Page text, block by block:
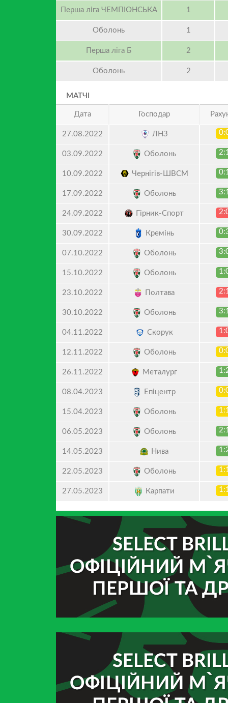
Перша ліга ЧЕМПІОНСЬКА 1
Оболонь 1
Перша ліга Б 2
Оболонь 2
МАТЧІ
Дата Господар
27.08.2022 ЛНЗ
03.09.2022 Оболонь
10.09.2022 Чернігів-ШВСМ
17.09.2022 Оболонь
24.09.2022 Гірник-Спорт
30.09.2022 Кремінь
07.10.2022 Оболонь
15.10.2022 Оболонь
23.10.2022 Полтава
30.10.2022 Оболонь
04.11.2022 Скорук
12.11.2022 Оболонь
26.11.2022 Металург
08.04.2023 Епіцентр
15.04.2023 Оболонь
06.05.2023 Оболонь
14.05.2023 Нива
22.05.2023 Оболонь
27.05.2023 Карпати